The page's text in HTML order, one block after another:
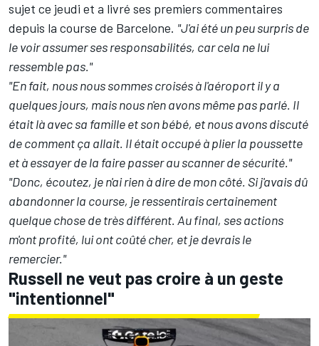
sujet ce jeudi et a livré ses premiers commentaires
depuis la course de Barcelone. "J'ai été un peu surpris de
le voir assumer ses responsabilités, car cela ne lui
ressemble pas."
"En fait, nous nous sommes croisés à l'aéroport il y a
quelques jours, mais nous n'en avons même pas parlé. Il
était là avec sa famille et son bébé, et nous avons discuté
de comment ça allait. Il était occupé à plier la poussette
et à essayer de la faire passer au scanner de sécurité."
"Donc, écoutez, je n'ai rien à dire de mon côté. Si j'avais dû
abandonner la course, je ressentirais certainement
quelque chose de très différent. Au final, ses actions
m'ont profité, lui ont coûté cher, et je devrais le
remercier."
Russell ne veut pas croire à un geste
"intentionnel"